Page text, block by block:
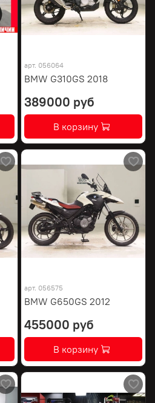
арт. 056064
BMW G310GS 2018
389000 руб
В корзину
арт. 056575
BMW G650GS 2012
455000 руб
В корзину